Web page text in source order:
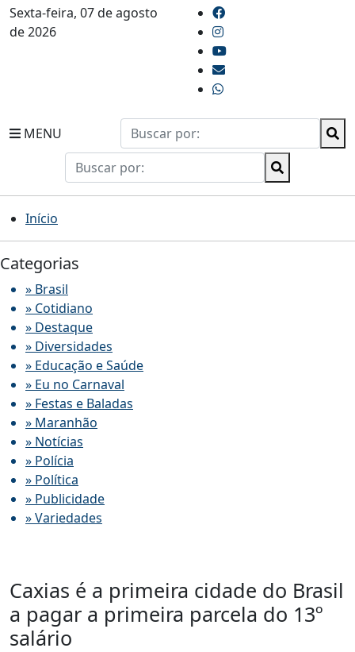
Sexta-feira, 07 de agosto
de 2026
MENU
Início
Categorias
» Brasil
» Cotidiano
» Destaque
» Diversidades
» Educação e Saúde
» Eu no Carnaval
» Festas e Baladas
» Maranhão
» Notícias
» Polícia
» Política
» Publicidade
» Variedades
Caxias é a primeira cidade do Brasil
a pagar a primeira parcela do 13º
salário